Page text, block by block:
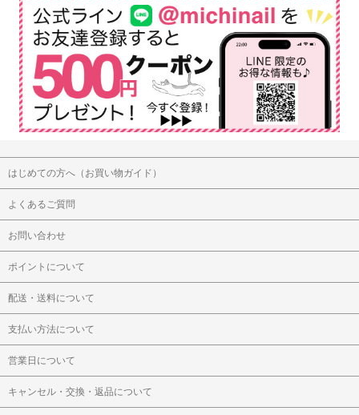
はじめての方へ（お買い物ガイド）
よくあるご質問
お問い合わせ
ポイントについて
配送・送料について
支払い方法について
営業日について
キャンセル・交換・返品について